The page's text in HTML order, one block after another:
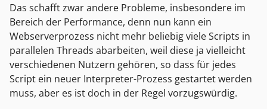
Das schafft zwar andere Probleme, insbesondere im
Bereich der Performance, denn nun kann ein
Webserverprozess nicht mehr beliebig viele Scripts in
parallelen Threads abarbeiten, weil diese ja vielleicht
verschiedenen Nutzern gehören, so dass für jedes
Script ein neuer Interpreter-Prozess gestartet werden
muss, aber es ist doch in der Regel vorzugswürdig.